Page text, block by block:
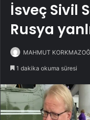
İsveç Sivil
Rusya
MAHMUT
1 dakika okuma süresi